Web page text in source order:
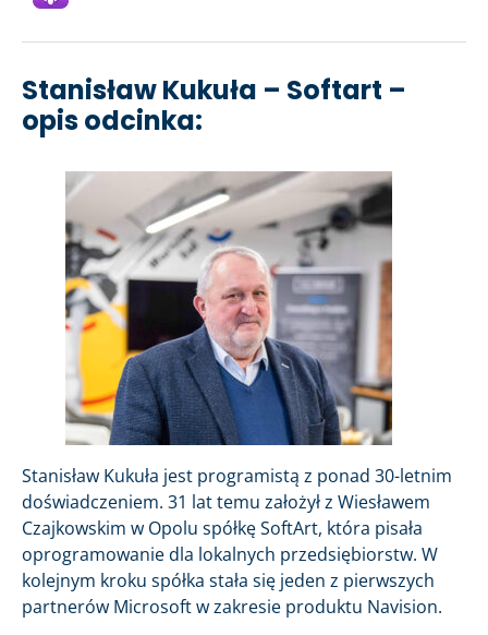
Stanisław Kukuła – Softart –
opis odcinka:
Stanisław Kukuła jest programistą z ponad 30-letnim
doświadczeniem. 31 lat temu założył z Wiesławem
Czajkowskim w Opolu spółkę SoftArt, która pisała
oprogramowanie dla lokalnych przedsiębiorstw. W
kolejnym kroku spółka stała się jeden z pierwszych
partnerów Microsoft w zakresie produktu Navision.